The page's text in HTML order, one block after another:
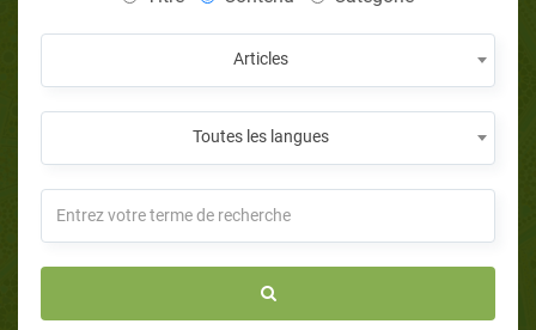
Articles
Toutes les langues